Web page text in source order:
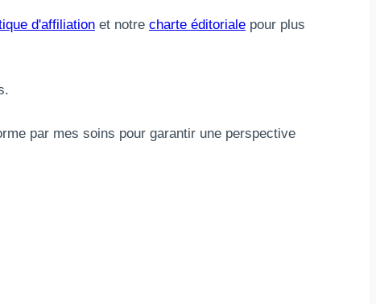
d'affiliation et notre charte éditoriale pour plus
par mes soins pour garantir une perspective